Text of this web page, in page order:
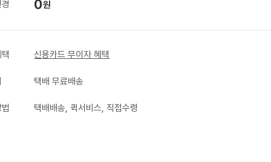
0원
신용카드 무이자 혜택
택배 무료배송
택배배송, 퀵서비스, 직접수령